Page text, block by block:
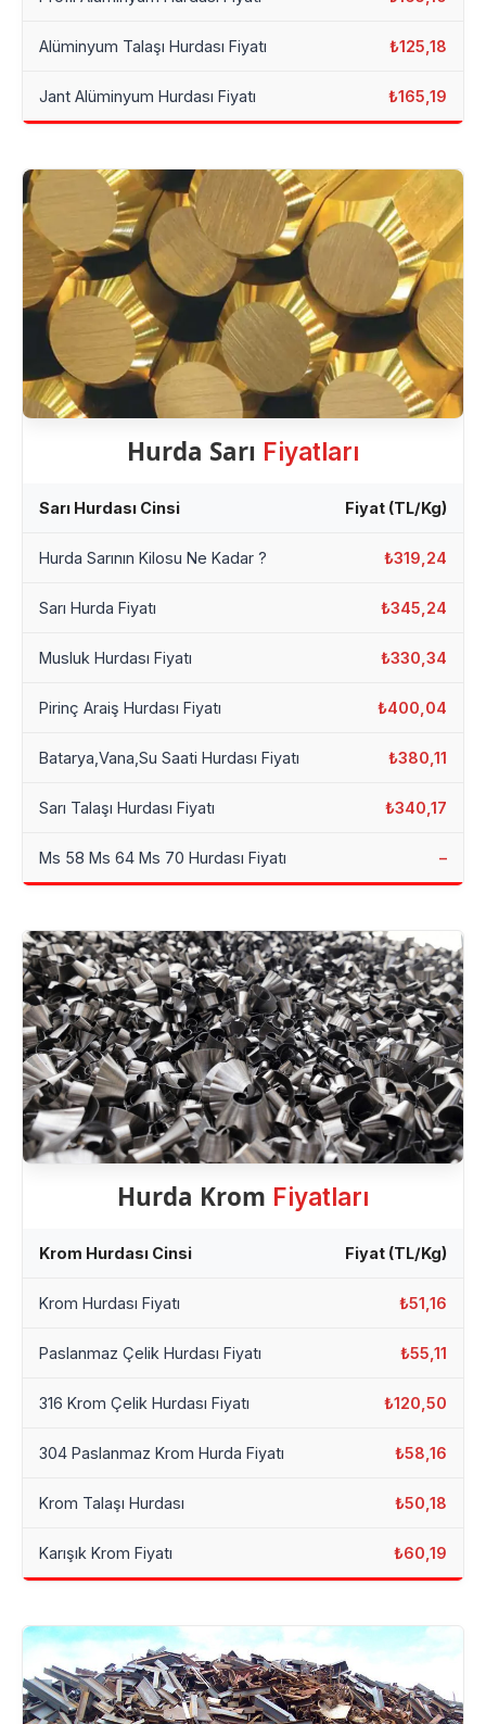
Alüminyum Talaşı Hurdası Fiyatı ₺125,18
Jant Alüminyum Hurdası Fiyatı ₺165,19
Hurda Sarı Fiyatları
Sarı Hurdası Cinsi Fiyat (TL/Kg)
Hurda Sarının Kilosu Ne Kadar ? ₺319,24
Sarı Hurda Fiyatı ₺345,24
Musluk Hurdası Fiyatı ₺330,34
Pirinç Araiş Hurdası Fiyatı ₺400,04
Batarya,Vana,Su Saati Hurdası Fiyatı ₺380,11
Sarı Talaşı Hurdası Fiyatı ₺340,17
Ms 58 Ms 64 Ms 70 Hurdası Fiyatı –
Hurda Krom Fiyatları
Krom Hurdası Cinsi Fiyat (TL/Kg)
Krom Hurdası Fiyatı ₺51,16
Paslanmaz Çelik Hurdası Fiyatı ₺55,11
316 Krom Çelik Hurdası Fiyatı ₺120,50
304 Paslanmaz Krom Hurda Fiyatı ₺58,16
Krom Talaşı Hurdası ₺50,18
Karışık Krom Fiyatı ₺60,19